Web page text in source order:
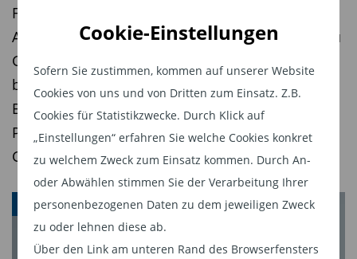
Cookie-Einstellungen
Sofern Sie zustimmen, kommen auf unserer Website
Cookies von uns und von Dritten zum Einsatz. Z.B.
Cookies für Statistikzwecke. Durch Klick auf
„Einstellungen“ erfahren Sie welche Cookies konkret
zu welchem Zweck zum Einsatz kommen. Durch An-
oder Abwählen stimmen Sie der Verarbeitung Ihrer
personenbezogenen Daten zu dem jeweiligen Zweck
zu oder lehnen diese ab.
Über den Link am unteren Rand des Browserfensters
Fondsplattform FFB: Oliver Dreiskämper und
Alexander Heynen sind mit sofortiger Wirkung zu
Generalbevollmächtigten berufen worden. Die
beiden Manager sollen insbesondere die
Bereiche digitale Transformation,
Produktentwicklung, Regulierung und
Governance stärken.
ASSET MANAGER